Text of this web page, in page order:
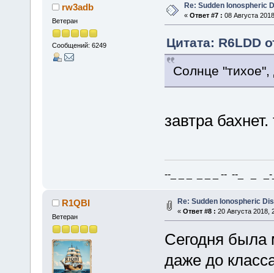
rw3adb
Ветеран
Сообщений: 6249
Re: Sudden Ionospheric
« Ответ #7 : 08 Августа
Цитата: R6LDD
Солнце
завтра
--_ _ _ _ _ _ -- --_ _ _-
R1QBI
Ветеран
Re: Sudden Ionospheric
« Ответ #8 : 20 Августа 2018,
Сегодня была
даже до